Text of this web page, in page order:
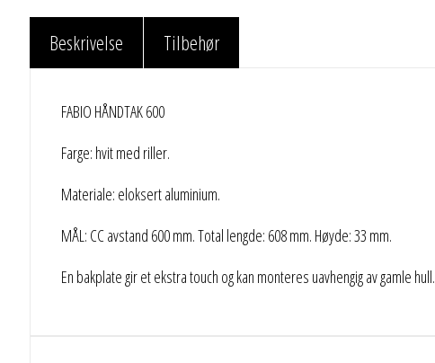
Beskrivelse Tilbehør
FABIO HÅNDTAK 600
Farge: hvit med riller.
Materiale: eloksert aluminium.
MÅL: CC avstand 600 mm. Total lengde: 608 mm. Høyde: 33 mm.
En bakplate gir et ekstra touch og kan monteres uavhengig av gamle hull.